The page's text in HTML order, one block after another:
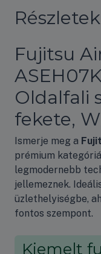
Részletek
Fujitsu
Oldalfali
fekete,
Ismerje meg a
prémium
legmodernebb
jellemeznek.
üzlethelyiségbe,
fontos szempont.
Kiemelt